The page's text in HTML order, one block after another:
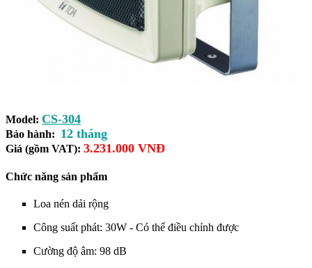
Model: CS-304
Bảo hành: 12 tháng
Giá (gồm VAT): 3.231.000 VNĐ
Chức năng sản phẩm
Loa nén dải rộng
Công suất phát: 30W - Có thể điều chỉnh được
Cường độ âm: 98 dB